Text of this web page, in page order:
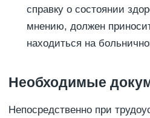
справку о состоянии
мнению, должен
находиться на
Необходимые
Непосредственно при